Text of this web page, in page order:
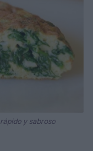
y sabroso